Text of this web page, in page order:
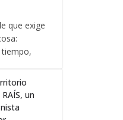
que exige
un